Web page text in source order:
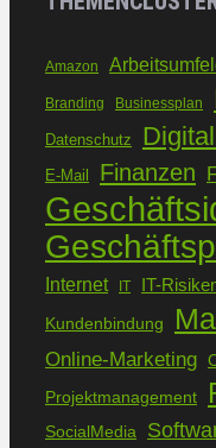
Amazon
Branding Businessplan
Datenschutz
E-Mail Finanzen
Internet IT IT-
Kundenbindung
Online-Marketing
Projektmanagement
SocialMedia